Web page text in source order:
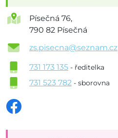
Písečná 76,
790 82 Písečná
zs.pisecna@seznam.cz
731 173 135 - ředitelka
731 523 782 - sborovna